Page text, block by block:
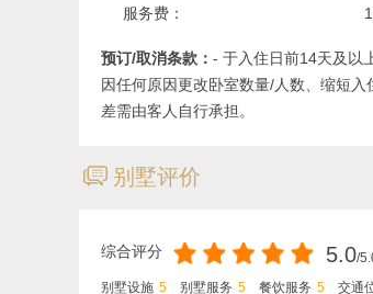
以上价格需收取17.7%服务费和地方税
服务费：
预订/取消条款： - 于入住日前14天及以
因任何原因更改卧室数量/人数、缩短
差需由客人自行承担。
ጃ 别墅评价
综合评分 5.0/
别墅设施 5 别墅服务 5 餐饮服务 5 交通